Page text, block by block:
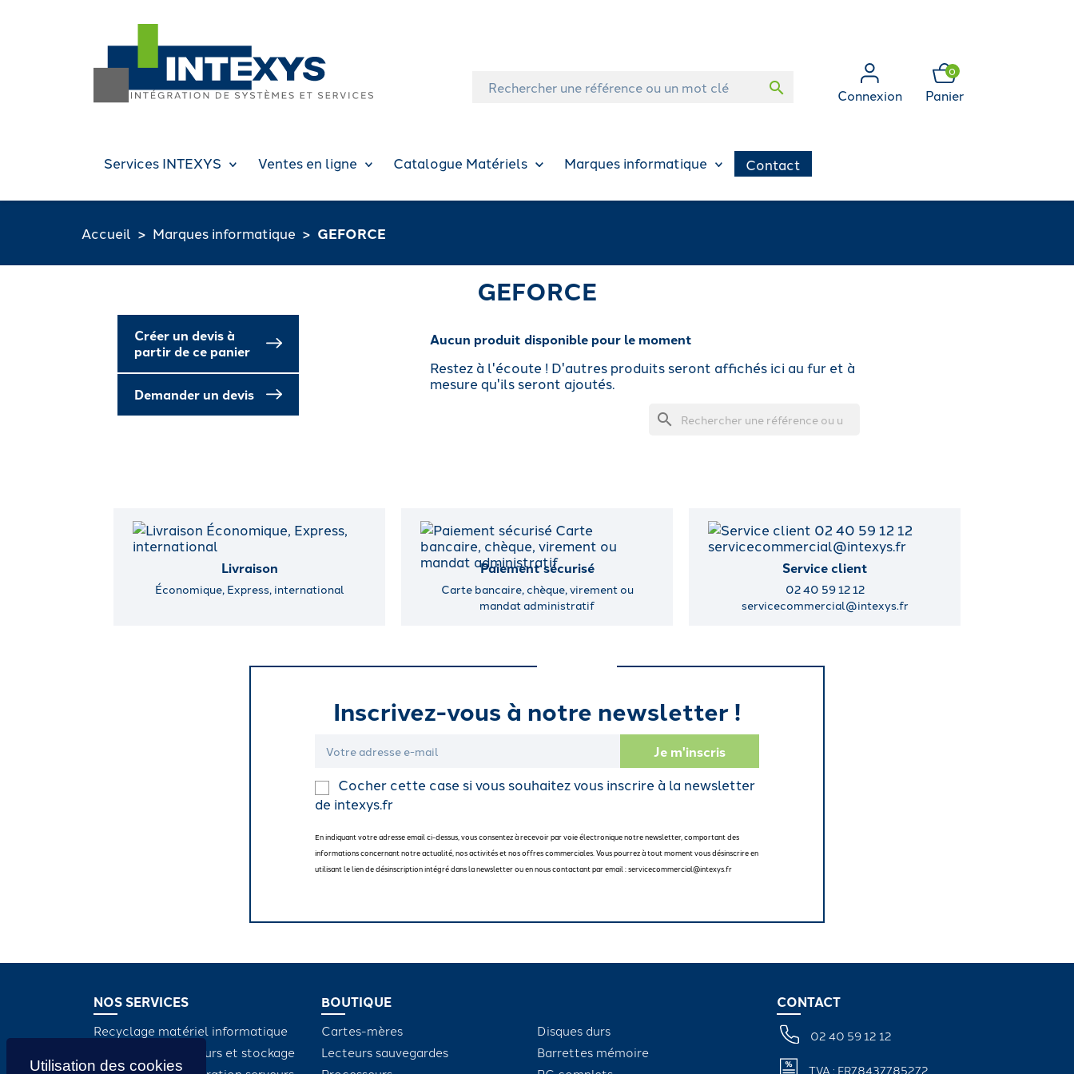
search Connexion Panier
0
Services INTEXYS Ventes en ligne Catalogue Matériels Marques informatique Contact
Accueil Marques informatique GEFORCE
GEFORCE
Créer un devis à
partir de ce panier
Demander un devis
Aucun produit disponible pour le moment
Restez à l'écoute ! D'autres produits seront affichés ici au fur et à
mesure qu'ils seront ajoutés.
search
Livraison
Économique, Express, international
Paiement sécurisé
Carte bancaire, chèque, virement ou
mandat administratif
Service client
02 40 59 12 12
servicecommercial@intexys.fr
Inscrivez-vous à notre newsletter !
Cocher cette case si vous souhaitez vous inscrire à la newsletter
de intexys.fr
En indiquant votre adresse email ci-dessus, vous consentez à recevoir par voie électronique notre newsletter, comportant des
informations concernant notre actualité, nos activités et nos offres commerciales. Vous pourrez à tout moment vous désinscrire en
utilisant le lien de désinscription intégré dans la newsletter ou en nous contactant par email : servicecommercial@intexys.fr
NOS SERVICES
Recyclage matériel informatique
Maintenance serveurs et stockage
BOUTIQUE
Cartes-mères
Disques durs
Lecteurs sauvegardes
Barrettes mémoire
CONTACT
02 40 59 12 12
TVA : FR78437785272